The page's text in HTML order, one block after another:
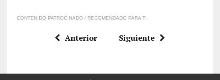
CONTENIDO PATROCINADO / RECOMENDADO PARA TI
Anterior Siguiente